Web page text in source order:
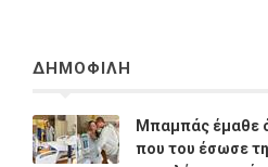
ΔΗΜΟΦΙΛΗ
Μπαμπάς έμαθε
που του έσωσε